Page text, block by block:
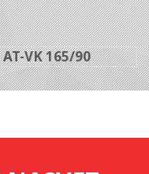
AT-VK 165/90